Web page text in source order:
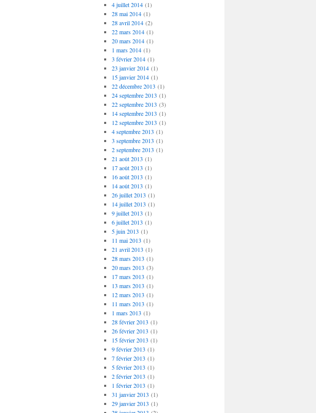
4 juillet 2014(1)
28 mai 2014(1)
28 avril 2014(2)
22 mars 2014(1)
20 mars 2014(1)
1 mars 2014(1)
3 février 2014(1)
23 janvier 2014(1)
15 janvier 2014(1)
22 décembre 2013 (1)
24 septembre 2013 (1)
22 septembre 2013 (3)
14 septembre 2013 (1)
12 septembre 2013 (1)
4 septembre 2013 (1)
3 septembre 2013 (1)
2 septembre 2013 (1)
21 août 2013 (1)
17 août 2013 (1)
16 août 2013 (1)
14 août 2013 (1)
26 juillet 2013 (1)
14 juillet 2013 (1)
9 juillet 2013 (1)
6 juillet 2013 (1)
5 juin 2013 (1)
11 mai 2013 (1)
21 avril 2013 (1)
28 mars 2013 (1)
20 mars 2013 (3)
17 mars 2013 (1)
13 mars 2013 (1)
12 mars 2013 (1)
11 mars 2013 (1)
1 mars 2013 (1)
28 février 2013 (1)
26 février 2013 (1)
15 février 2013 (1)
9 février 2013 (1)
7 février 2013 (1)
5 février 2013 (1)
2 février 2013 (1)
1 février 2013 (1)
31 janvier 2013 (1)
29 janvier 2013 (1)